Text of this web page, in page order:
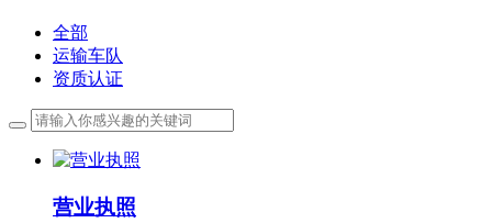
全部
运输车队
资质认证
营业执照